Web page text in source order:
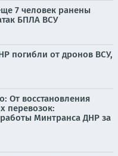
7 человек ранены
БПЛА ВСУ
погибли от дронов ВСУ,
От восстановления
перевозок:
Минтранса ДНР за